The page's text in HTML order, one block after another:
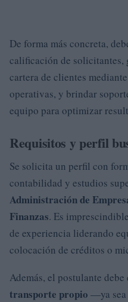
De forma más concreta,
calificación de solicitantes,
cartera de clientes
operativas, y brindar
equipo para optimizar
Requisitos y perfil
Se solicita un perfil con
contabilidad y estudios
Administración de
Finanzas. Es
de experiencia liderando
colocación de créditos o
Además, el postulante
transporte propio —ya